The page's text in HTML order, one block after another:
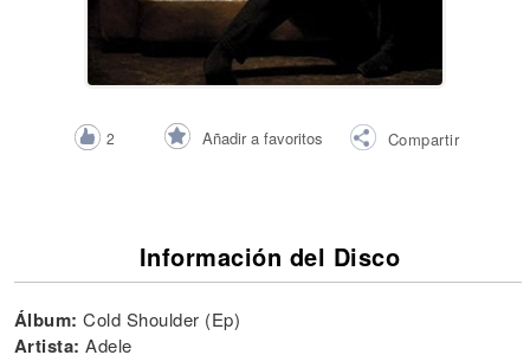
2 Añadir a favoritos Compartir
Información del Disco
Álbum: Cold Shoulder (Ep)
Artista: Adele